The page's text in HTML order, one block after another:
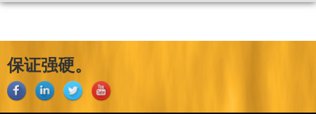
保证强硬。